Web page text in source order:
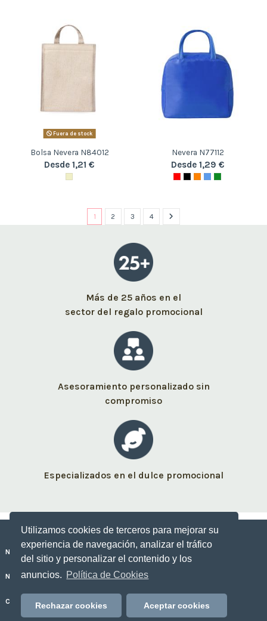
Utilizamos cookies de terceros para mejorar su
experiencia de navegación, analizar el tráfico
del sitio y personalizar el contenido y los
anuncios. Política de Cookies
Rechazar cookies Aceptar cookies
Fuera de stock
Bolsa Nevera N84012
Desde 1,21 €
Nevera N77112
Desde 1,29 €
1 2 3 4
Más de 25 años en el
sector del regalo promocional
Asesoramiento personalizado sin
compromiso
Especializados en el dulce promocional
Nuestros dulces personalizados
No Sólo Dulce
Contacto